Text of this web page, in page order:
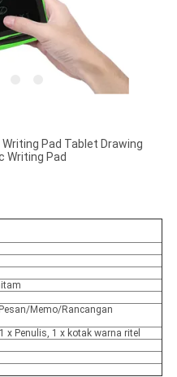
Pad Tablet Drawing
Writing Pad
Memo/Rancangan
x Penulis, 1 x kotak warna ritel